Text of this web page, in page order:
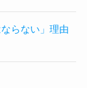
らない」理由